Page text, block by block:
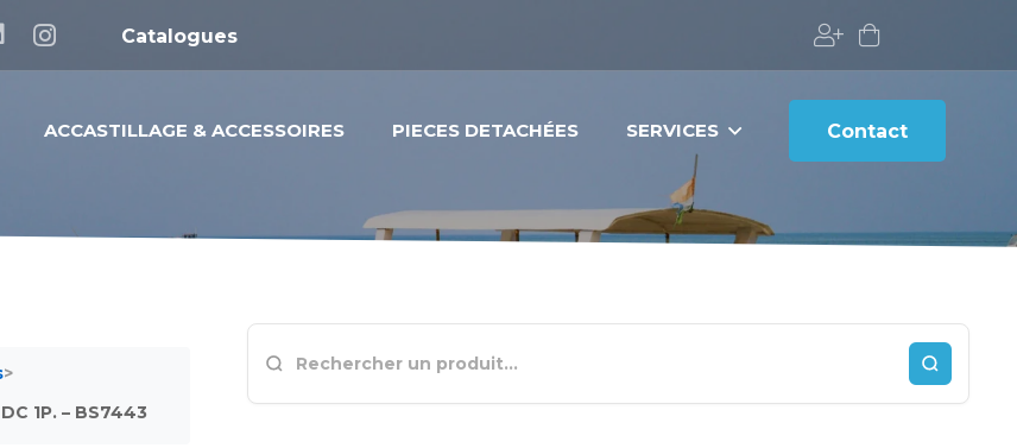
Catalogues
ACCASTILLAGE & ACCESSOIRES PIECES DETACHÉES SERVICES Contact
>
1P. – BS7443